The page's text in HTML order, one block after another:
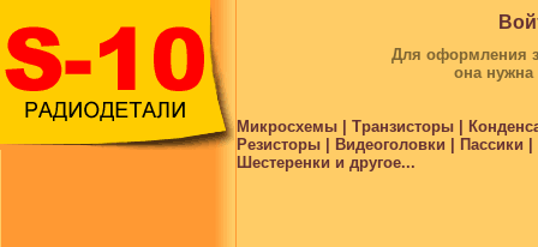
Для оформления
она
Микросхемы | Транзисторы |
Резисторы | Видеоголовки |
Шестеренки и другое...